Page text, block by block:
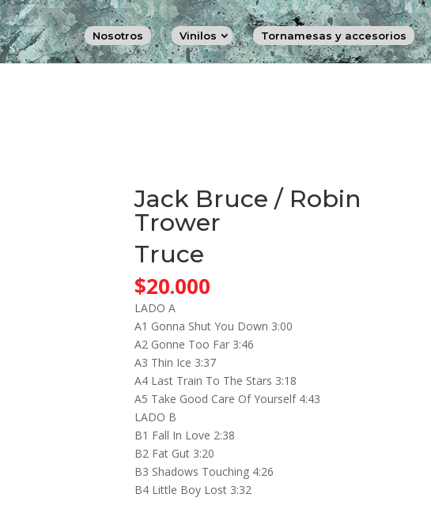
Nosotros Vinilos Tornamesas y accesorios
Jack Bruce / Robin
Trower
Truce
$20.000
LADO A
A1 Gonna Shut You Down 3:00
A2 Gonne Too Far 3:46
A3 Thin Ice 3:37
A4 Last Train To The Stars 3:18
A5 Take Good Care Of Yourself 4:43
LADO B
B1 Fall In Love 2:38
B2 Fat Gut 3:20
B3 Shadows Touching 4:26
B4 Little Boy Lost 3:32